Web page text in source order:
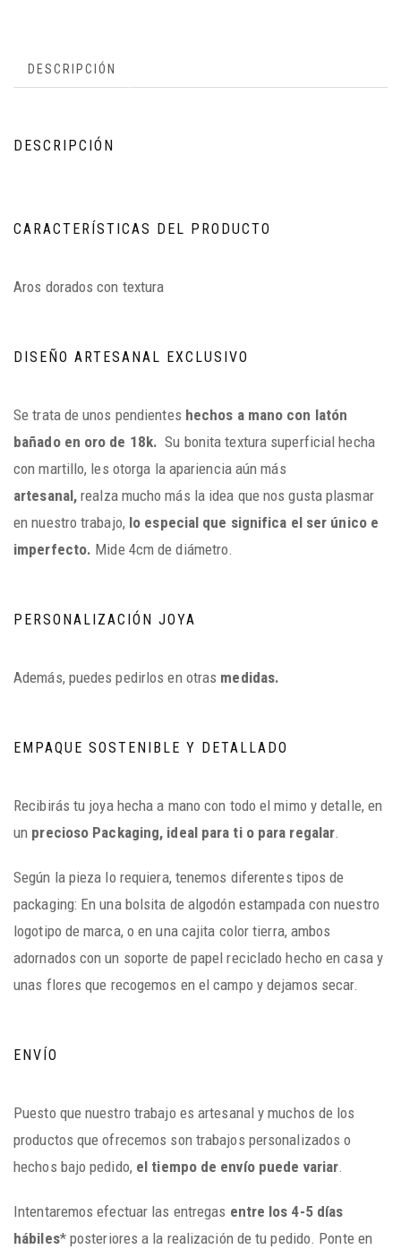
DESCRIPCIÓN
DESCRIPCIÓN
CARACTERÍSTICAS DEL PRODUCTO
Aros dorados con textura
DISEÑO ARTESANAL EXCLUSIVO
Se trata de unos pendientes hechos a mano con latón
bañado en oro de 18k. Su bonita textura superficial hecha
con martillo, les otorga la apariencia aún más
artesanal, realza mucho más la idea que nos gusta plasmar
en nuestro trabajo, lo especial que significa el ser único e
imperfecto. Mide 4cm de diámetro.
PERSONALIZACIÓN JOYA
Además, puedes pedirlos en otras medidas.
EMPAQUE SOSTENIBLE Y DETALLADO
Recibirás tu joya hecha a mano con todo el mimo y detalle, en
un precioso Packaging, ideal para ti o para regalar
Según la pieza lo requiera, tenemos diferentes tipos de
packaging: En una bolsita de algodón estampada con nuestro
logotipo de marca, o en una cajita color tierra, ambos
adornados con un soporte de papel reciclado hecho en casa y
unas flores que recogemos en el campo y dejamos secar.
ENVÍO
Puesto que nuestro trabajo es artesanal y muchos de los
productos que ofrecemos son trabajos personalizados o
hechos bajo pedido, el tiempo de envío puede variar
Intentaremos efectuar las entregas entre los 4-5 días
hábiles* posteriores a la realización de tu pedido. Ponte en